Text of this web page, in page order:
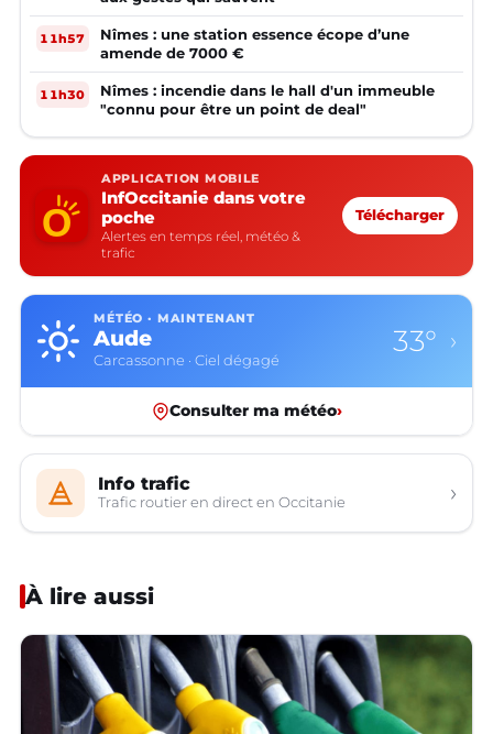
11h57
Nîmes : une station essence écope d’une
amende de 7000 €
11h30
Nîmes : incendie dans le hall d'un immeuble
"connu pour être un point de deal"
APPLICATION MOBILE
InfOccitanie dans votre
poche
Alertes en temps réel, météo &
trafic
Télécharger
MÉTÉO · MAINTENANT
Aude
Carcassonne · Ciel dégagé
33° ›
Consulter ma météo›
Info trafic
Trafic routier en direct en Occitanie ›
À lire aussi